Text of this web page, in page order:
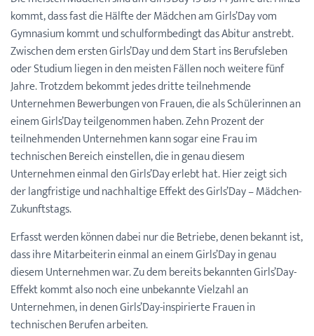
kommt, dass fast die Hälfte der Mädchen am Girls’Day vom
Gymnasium kommt und schulformbedingt das Abitur anstrebt.
Zwischen dem ersten Girls’Day und dem Start ins Berufsleben
oder Studium liegen in den meisten Fällen noch weitere fünf
Jahre. Trotzdem bekommt jedes dritte teilnehmende
Unternehmen Bewerbungen von Frauen, die als Schülerinnen an
einem Girls’Day teilgenommen haben. Zehn Prozent der
teilnehmenden Unternehmen kann sogar eine Frau im
technischen Bereich einstellen, die in genau diesem
Unternehmen einmal den Girls’Day erlebt hat. Hier zeigt sich
der langfristige und nachhaltige Effekt des Girls’Day – Mädchen-
Zukunftstags.
Erfasst werden können dabei nur die Betriebe, denen bekannt ist,
dass ihre Mitarbeiterin einmal an einem Girls’Day in genau
diesem Unternehmen war. Zu dem bereits bekannten Girls’Day-
Effekt kommt also noch eine unbekannte Vielzahl an
Unternehmen, in denen Girls’Day-inspirierte Frauen in
technischen Berufen arbeiten.